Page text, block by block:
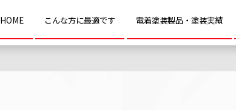
HOME こんな方に最適です 電着塗装製品・塗装実績